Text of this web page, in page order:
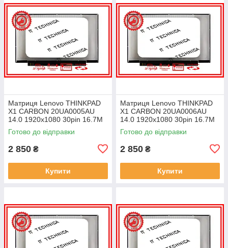
Матриця Lenovo THINKPAD
X1 CARBON 20UA0005AU
14.0 1920x1080 30pin 16.7M
45% NTSC 300 cd/m² для
ноутбука
Готово до відправки
2 850 ₴
Купити
Матриця Lenovo THINKPAD
X1 CARBON 20UA0006AU
14.0 1920x1080 30pin 16.7M
45% NTSC 300 cd/m² для
ноутбука
Готово до відправки
2 850 ₴
Купити